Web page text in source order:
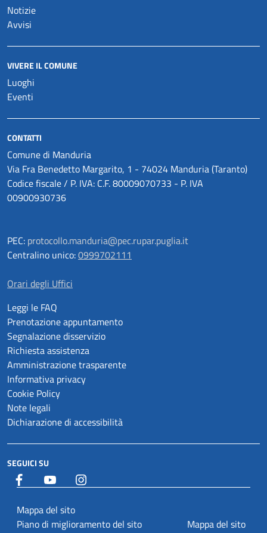
Notizie
Avvisi
VIVERE IL COMUNE
Luoghi
Eventi
CONTATTI
Comune di Manduria
Via Fra Benedetto Margarito, 1 - 74024 Manduria (Taranto)
Codice fiscale / P. IVA: C.F. 80009070733 - P. IVA
00900930736
PEC: protocollo.manduria@pec.rupar.puglia.it
Centralino unico:0999702111
Orari degli Uffici
Leggi le FAQ
Prenotazione appuntamento
Segnalazione disservizio
Richiesta assistenza
Amministrazione trasparente
Informativa privacy
Cookie Policy
Note legali
Dichiarazione di accessibilità
SEGUICI SU
Facebook YouTube
Mappa del sito
Piano di miglioramento del sito
Mappa del sito